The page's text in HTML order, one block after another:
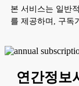
본 서비스는 일반
를 제공하며, 구독
연간정보